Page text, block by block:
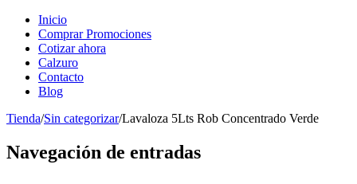
Inicio
Comprar Promociones
Cotizar ahora
Calzuro
Contacto
Blog
Tienda/Sin categorizar/Lavaloza 5Lts Rob Concentrado Verde
Navegación de entradas